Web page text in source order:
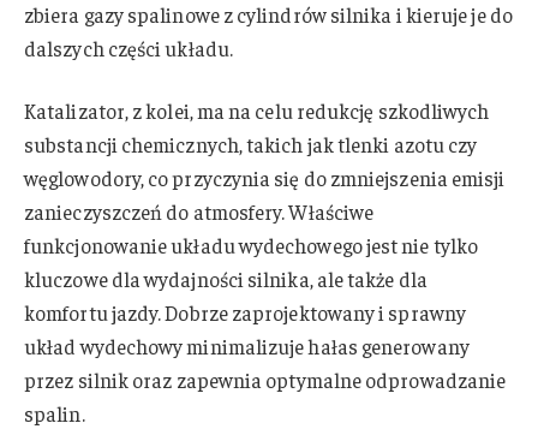
zbiera gazy spalinowe z cylindrów silnika i kieruje je do
dalszych części układu.
Katalizator, z kolei, ma na celu redukcję szkodliwych
substancji chemicznych, takich jak tlenki azotu czy
węglowodory, co przyczynia się do zmniejszenia emisji
zanieczyszczeń do atmosfery. Właściwe
funkcjonowanie układu wydechowego jest nie tylko
kluczowe dla wydajności silnika, ale także dla
komfortu jazdy. Dobrze zaprojektowany i sprawny
układ wydechowy minimalizuje hałas generowany
przez silnik oraz zapewnia optymalne odprowadzanie
spalin.